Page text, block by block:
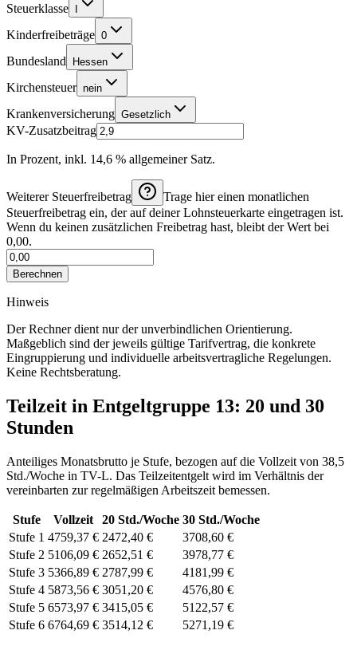
Steuerklasse
Kinderfreibeträge 0
Bundesland Hessen
Kirchensteuer nein
Krankenversicherung Gesetzlich
KV-Zusatzbeitrag
In Prozent, inkl. 14,6 % allgemeiner Satz.
Weiterer Steuerfreibetrag
Trage hier einen monatlichen
Steuerfreibetrag ein, der auf deiner Lohnsteuerkarte eingetragen ist.
Wenn du keinen zusätzlichen Freibetrag hast, bleibt der Wert bei
0,00.
Berechnen
Hinweis
Der Rechner dient nur der unverbindlichen Orientierung.
Maßgeblich sind der jeweils gültige Tarifvertrag, die konkrete
Eingruppierung und individuelle arbeitsvertragliche Regelungen.
Keine Rechtsberatung.
Teilzeit in Entgeltgruppe 13: 20 und 30
Stunden
Anteiliges Monatsbrutto je Stufe, bezogen auf die Vollzeit von 38,5
Std./Woche in TV-L. Das Teilzeitentgelt wird im Verhältnis der
vereinbarten zur regelmäßigen Arbeitszeit bemessen.
Stufe Vollzeit 20 Std./Woche 30 Std./Woche
Stufe 1 4759,37 € 2472,40 €
3708,60 €
Stufe 2 5106,09 € 2652,51 €
3978,77 €
Stufe 3 5366,89 € 2787,99 €
4181,99 €
Stufe 4 5873,56 € 3051,20 €
4576,80 €
Stufe 5 6573,97 € 3415,05 €
5122,57 €
Stufe 6 6764,69 € 3514,12 € 5271,19 €